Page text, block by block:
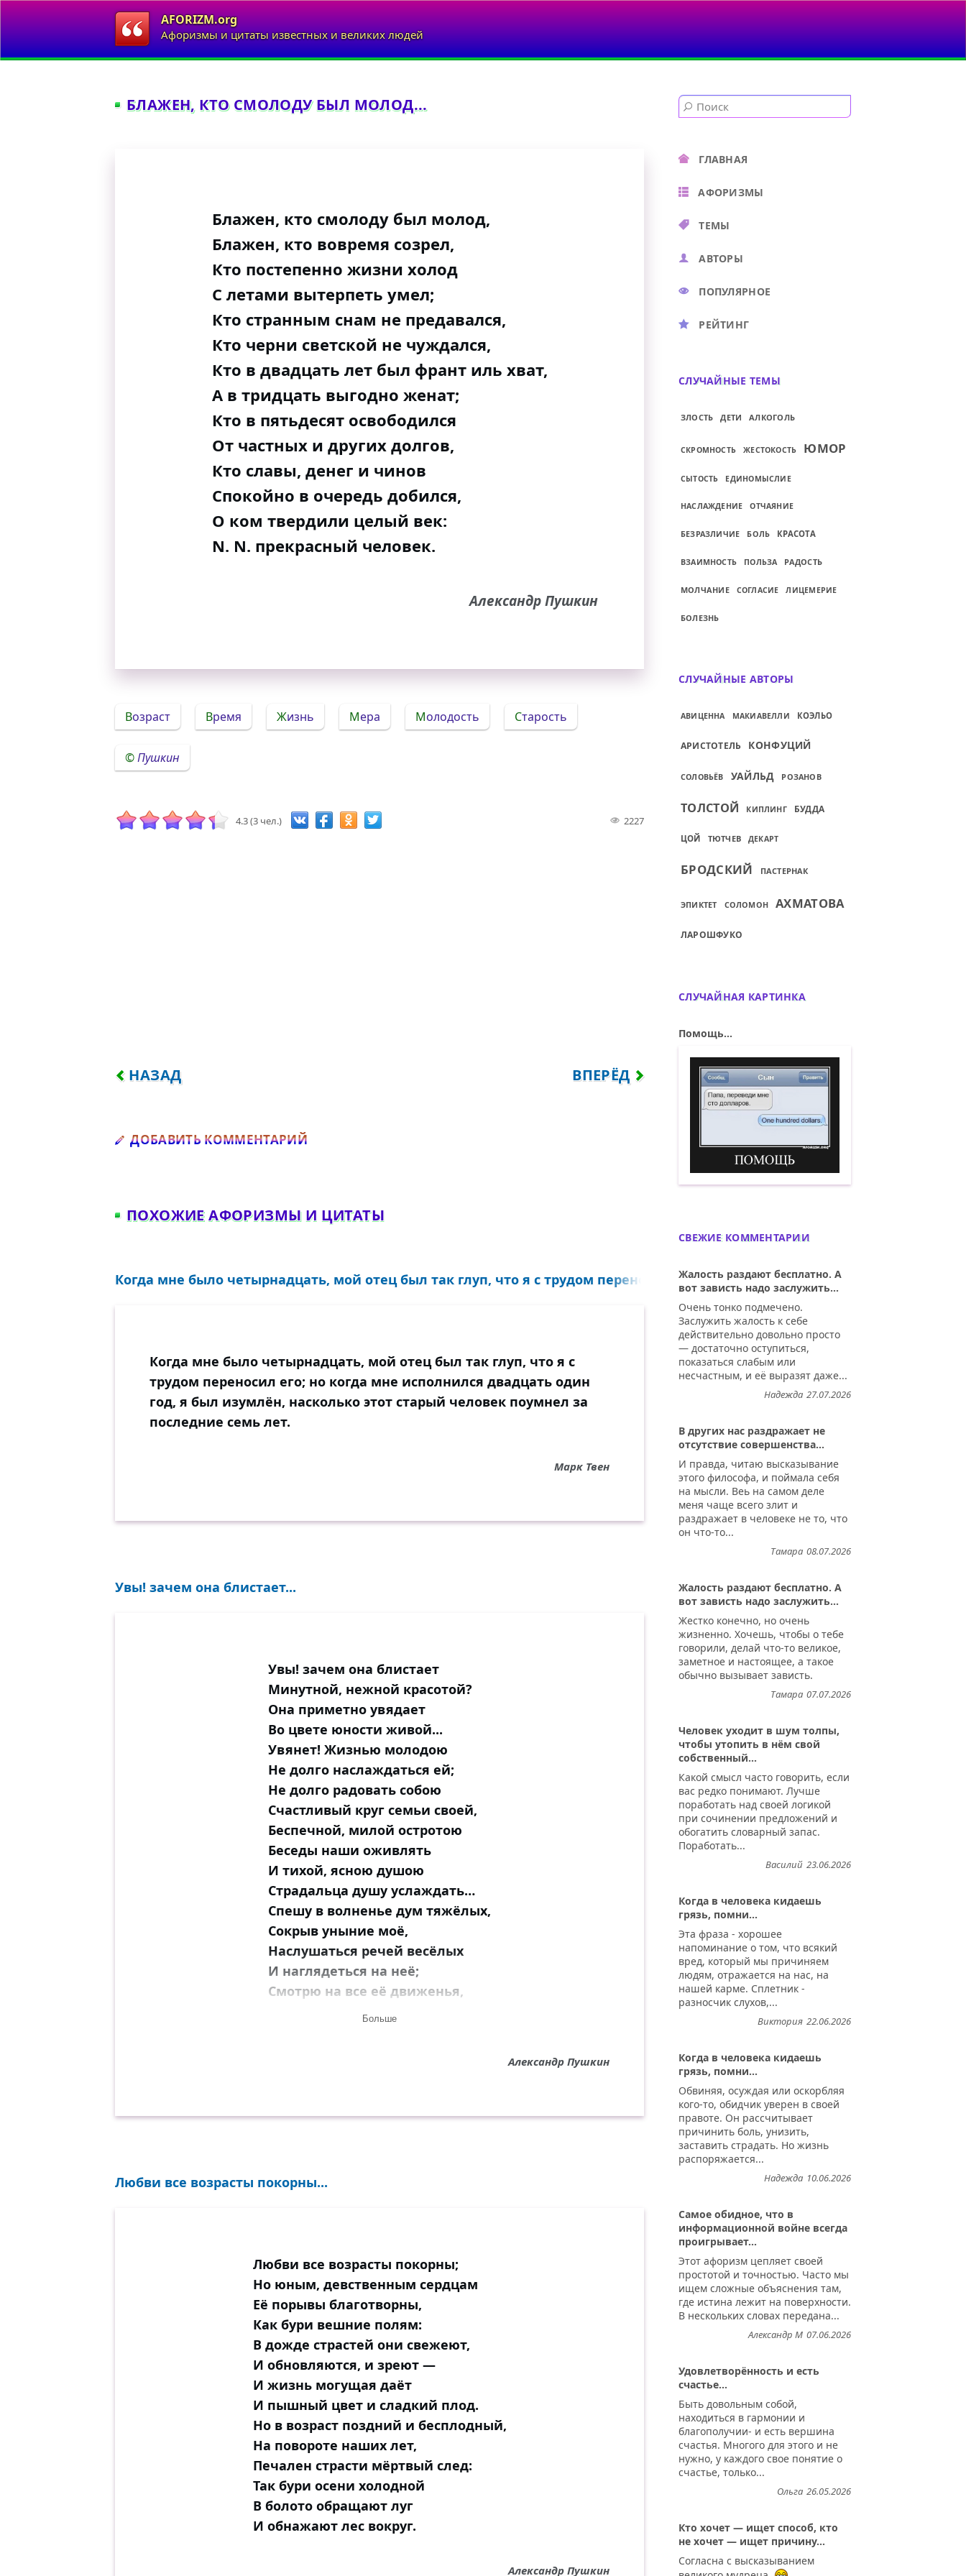
AFORIZM.org
Афоризмы и цитаты известных и великих людей
БЛАЖЕН, КТО СМОЛОДУ БЫЛ МОЛОД...
Блажен, кто смолоду был молод,
Блажен, кто вовремя созрел,
Кто постепенно жизни холод
С летами вытерпеть умел;
Кто странным снам не предавался,
Кто черни светской не чуждался,
Кто в двадцать лет был франт иль хват,
А в тридцать выгодно женат;
Кто в пятьдесят освободился
От частных и других долгов,
Кто славы, денег и чинов
Спокойно в очередь добился,
О ком твердили целый век:
N. N. прекрасный человек.
Александр Пушкин
Возраст Время Жизнь Мера Молодость Старость
Пушкин
4.3 (3 чел.) 2227
ПРЕДЫДУЩИЙ: ДВА ЧУВСТВА ДИВНО БЛИЗКИ НАМ...
НАЗАД СЛЕДУЮЩИЙ: В ТЕ ДНИ, КОГДА МНЕ БЫЛИ НОВЫ...
ВПЕРЁД
ДОБАВИТЬ КОММЕНТАРИЙ
ПОХОЖИЕ АФОРИЗМЫ И ЦИТАТЫ
Когда мне было четырнадцать, мой отец был так глуп, что я с трудом переносил его...
Когда мне было четырнадцать, мой отец был так глуп, что я с
трудом переносил его; но когда мне исполнился двадцать один
год, я был изумлён, насколько этот старый человек поумнел за
последние семь лет.
Марк Твен
Увы! зачем она блистает...
Увы! зачем она блистает
Минутной, нежной красотой?
Она приметно увядает
Во цвете юности живой...
Увянет! Жизнью молодою
Не долго наслаждаться ей;
Не долго радовать собою
Счастливый круг семьи своей,
Беспечной, милой остротою
Беседы наши оживлять
И тихой, ясною душою
Страдальца душу услаждать…
Спешу в волненье дум тяжёлых,
Сокрыв уныние моё,
Наслушаться речей весёлых
И наглядеться на неё;
Смотрю на все её движенья,
Внимаю каждый звук речей, —
Больше
Александр Пушкин
Любви все возрасты покорны...
Любви все возрасты покорны;
Но юным, девственным сердцам
Её порывы благотворны,
Как бури вешние полям:
В дожде страстей они свежеют,
И обновляются, и зреют —
И жизнь могущая даёт
И пышный цвет и сладкий плод.
Но в возраст поздний и бесплодный,
На повороте наших лет,
Печален страсти мёртвый след:
Так бури осени холодной
В болото обращают луг
И обнажают лес вокруг.
Александр Пушкин
ГЛАВНАЯ
АФОРИЗМЫ
ТЕМЫ
АВТОРЫ
ПОПУЛЯРНОЕ
РЕЙТИНГ
СЛУЧАЙНЫЕ ТЕМЫ
ЗЛОСТЬ ДЕТИ АЛКОГОЛЬ
СКРОМНОСТЬ ЖЕСТОКОСТЬ ЮМОР
СЫТОСТЬ ЕДИНОМЫСЛИЕ
НАСЛАЖДЕНИЕ ОТЧАЯНИЕ
БЕЗРАЗЛИЧИЕ БОЛЬ КРАСОТА
ВЗАИМНОСТЬ ПОЛЬЗА РАДОСТЬ
МОЛЧАНИЕ СОГЛАСИЕ ЛИЦЕМЕРИЕ
БОЛЕЗНЬ
СЛУЧАЙНЫЕ АВТОРЫ
АВИЦЕННА МАКИАВЕЛЛИ КОЭЛЬО
АРИСТОТЕЛЬ КОНФУЦИЙ
СОЛОВЬЁВ УАЙЛЬД РОЗАНОВ
ТОЛСТОЙ КИПЛИНГ БУДДА
ЦОЙ ТЮТЧЕВ ДЕКАРТ
БРОДСКИЙ ПАСТЕРНАК
ЭПИКТЕТ СОЛОМОН АХМАТОВА
ЛАРОШФУКО
СЛУЧАЙНАЯ КАРТИНКА
Помощь...
Помощь. (— Папа, переведи мне сто
СВЕЖИЕ КОММЕНТАРИИ
Жалость раздают бесплатно. А
вот зависть надо заслужить...
Очень тонко подмечено.
Заслужить жалость к себе
действительно довольно просто
— достаточно оступиться,
показаться слабым или
несчастным, и её выразят даже...
27.07.2026
Надежда
В других нас раздражает не
отсутствие совершенства...
И правда, читаю высказывание
этого философа, и поймала себя
на мысли. Веь на самом деле
меня чаще всего злит и
раздражает в человеке не то, что
он что-то...
08.07.2026
Тамара
Жалость раздают бесплатно. А
вот зависть надо заслужить...
Жестко конечно, но очень
жизненно. Хочешь, чтобы о тебе
говорили, делай что-то великое,
заметное и настоящее, а такое
обычно вызывает зависть.
07.07.2026
Тамара
Человек уходит в шум толпы,
чтобы утопить в нём свой
собственный...
Какой смысл часто говорить, если
вас редко понимают. Лучше
поработать над своей логикой
при сочинении предложений и
обогатить словарный запас.
Поработать...
23.06.2026
Василий
Когда в человека кидаешь
грязь, помни...
Эта фраза - хорошее
напоминание о том, что всякий
вред, который мы причиняем
людям, отражается на нас, на
нашей карме. Сплетник -
разносчик слухов,...
22.06.2026
Виктория
Когда в человека кидаешь
грязь, помни...
Обвиняя, осуждая или оскорбляя
кого-то, обидчик уверен в своей
правоте. Он рассчитывает
причинить боль, унизить,
заставить страдать. Но жизнь
распоряжается...
10.06.2026
Надежда
Самое обидное, что в
информационной войне всегда
проигрывает...
Этот афоризм цепляет своей
простотой и точностью. Часто мы
ищем сложные объяснения там,
где истина лежит на поверхности.
В нескольких словах передана...
07.06.2026
Александр М
Удовлетворённость и есть
счастье...
Быть довольным собой,
находиться в гармонии и
благополучии- и есть вершина
счастья. Многого для этого и не
нужно, у каждого свое понятие о
счастье, только...
26.05.2026
Ольга
Кто хочет — ищет способ, кто
не хочет — ищет причину...
Согласна с высказыванием